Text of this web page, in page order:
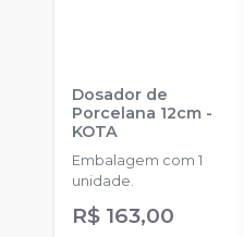
Dosador de
Porcelana 12cm -
KOTA
Embalagem com 1
unidade.
R$ 163,00